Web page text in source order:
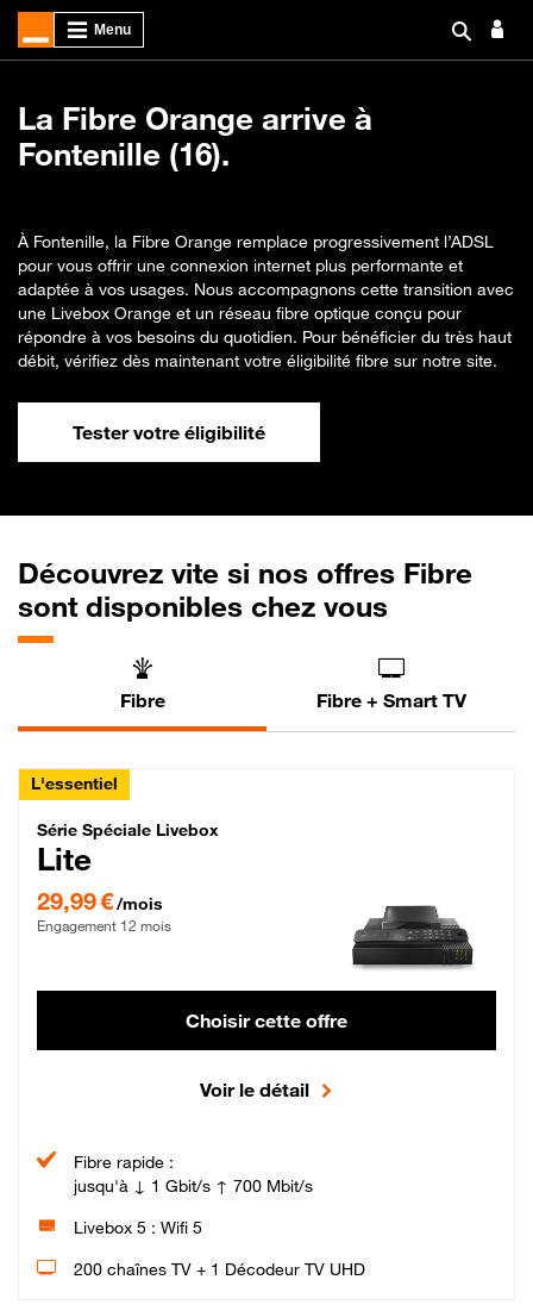
La Fibre Orange arrive à
Fontenille (16).
À Fontenille, la Fibre Orange remplace progressivement l’ADSL
pour vous offrir une connexion internet plus performante et
adaptée à vos usages. Nous accompagnons cette transition avec
une Livebox Orange et un réseau fibre optique conçu pour
répondre à vos besoins du quotidien. Pour bénéficier du très haut
débit, vérifiez dès maintenant votre éligibilité fibre sur notre site.
Tester votre éligibilité
Découvrez vite si nos offres Fibre
sont disponibles chez vous
Fibre Fibre + Smart TV
L'essentiel
Série Spéciale Livebox Lite Fibre
Série Spéciale Livebox
Lite
29,99 €/mois
Engagement 12 mois
Choisir cette offre
Voir le détail
Fibre rapide :
jusqu'à ↓ 1 Gbit/s ↑ 700 Mbit/s
Livebox 5 : Wifi 5
200 chaînes TV + 1 Décodeur TV UHD